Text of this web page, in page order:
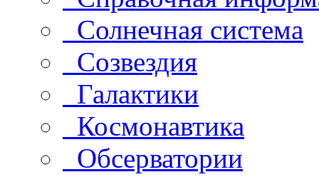
Солнечная система
Созвездия
Галактики
Космонавтика
Обсерватории